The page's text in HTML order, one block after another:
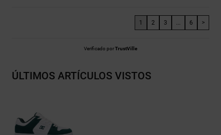
1 2 3 ... 6 >
Verificado porTrustVille
ÚLTIMOS ARTÍCULOS VISTOS